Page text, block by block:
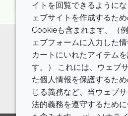
Our
Find out
イトを回覧できるように
ェブサイトを作成するた
Cookieも含まれます。（
ェブフォームに入力した情
カートにいれたアイテム
す。） これには、ウェブ
た個人情報を保護するた
じる義務など、当ウェブ
法的義務を遵守するため